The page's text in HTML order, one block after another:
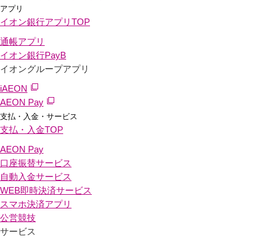
アプリ
イオン銀行アプリ TOP
通帳アプリ
イオン銀行PayB
イオングループアプリ
iAEON
AEON Pay
支払・入金・サービス
支払・入金TOP
AEON Pay
口座振替サービス
自動入金サービス
WEB即時決済サービス
スマホ決済アプリ
公営競技
サービス